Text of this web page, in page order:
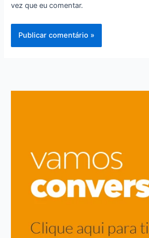
vez que eu comentar.